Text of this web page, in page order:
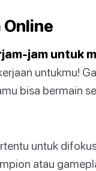
jam untuk
untukmu!
bisa bermain
untuk
atau